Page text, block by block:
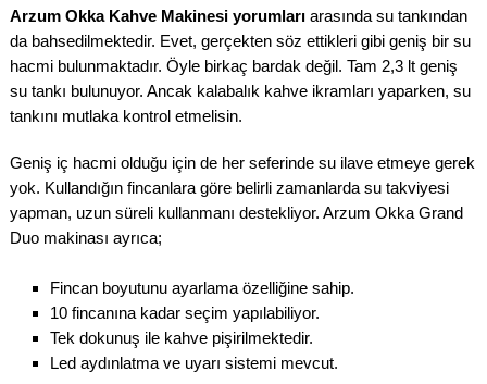
Arzum Okka Kahve Makinesi yorumlarıarasında su tankından
da bahsedilmektedir. Evet, gerçekten söz ettikleri gibi geniş bir su
hacmi bulunmaktadır. Öyle birkaç bardak değil. Tam 2,3 lt geniş
su tankı bulunuyor. Ancak kalabalık kahve ikramları yaparken, su
tankını mutlaka kontrol etmelisin.
Geniş iç hacmi olduğu için de her seferinde su ilave etmeye gerek
yok. Kullandığın fincanlara göre belirli zamanlarda su takviyesi
yapman, uzun süreli kullanmanı destekliyor. Arzum Okka Grand
Duo makinası ayrıca;
Fincan boyutunu ayarlama özelliğine sahip.
10 fincanına kadar seçim yapılabiliyor.
Tek dokunuş ile kahve pişirilmektedir.
Led aydınlatma ve uyarı sistemi mevcut.